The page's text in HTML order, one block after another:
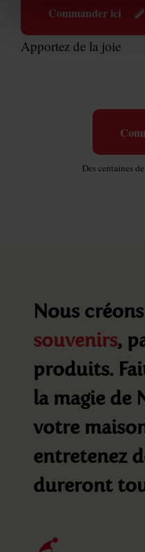
Commander ici
Apportez de la joie
Des centaines
Nous
souvenirs,
produits.
la magie de
votre
entretenez
dureront